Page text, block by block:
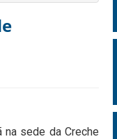
na sede da Creche